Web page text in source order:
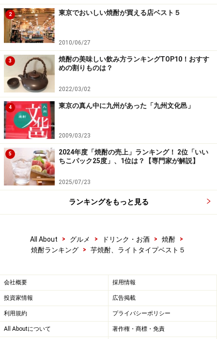
楽しめるタイプ。「千産千消」（地産地消を千葉ではこ
う呼ぶらしい）ということで千葉での消費が主だが、ラ
イトタイプとしておすすめしたい。ネーミングもかわい
い。
＜DATA＞
720ml 1,155円
■和蔵酒造株式会社
住所：千葉県富津市竹岡1
電話：0439-67-0027
4位：芋人気（福島）
福島、安達太良山を臨む、モダンと伝統を融合させた、
吟醸造りの技術を生かした焼酎造りにも力を入れてい
る。常圧単式蒸留だが、東北ならではの自然な低温熟成
と清らかな軟水によって仕込まれた芋焼酎「芋人気」
は、優しい甘さと少しハーブを感じさせる爽快な香り。
なめらかで軽快な味わいが特徴。また、なによりロゴや
2 東京でおいしい焼酎が買える店ベスト５
2010/06/27
3
焼酎の美味しい飲み方ランキングTOP10！おすす
めの割りものは？
2022/03/02
4 東京の真ん中に九州があった「九州文化邑」
2009/03/23
5
2024年度「焼酎の売上」ランキング！ 2位「いい
ちこパック25度」、1位は？【専門家が解説】
2025/07/23
ランキングをもっと見る
All About > グルメ > ドリンク・お酒 > 焼酎
>
焼酎ランキング
> 芋焼酎、ライトタイプベスト５
会社概要 採用情報
投資家情報 広告掲載
利用規約 プライバシーポリシー
All Aboutについて 著作権・商標・免責